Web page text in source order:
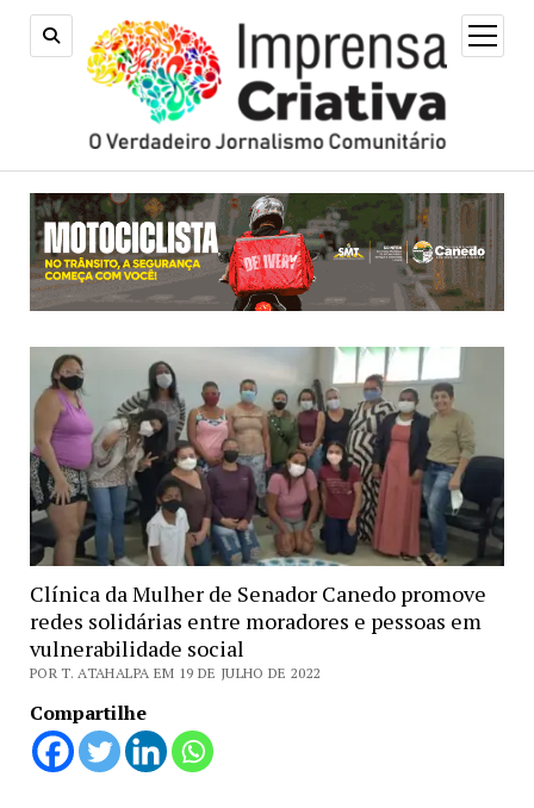
open
menu
Clínica da Mulher de Senador Canedo promove
redes solidárias entre moradores e pessoas em
vulnerabilidade social
POR T. ATAHALPA EM 19 DE JULHO DE 2022
Compartilhe